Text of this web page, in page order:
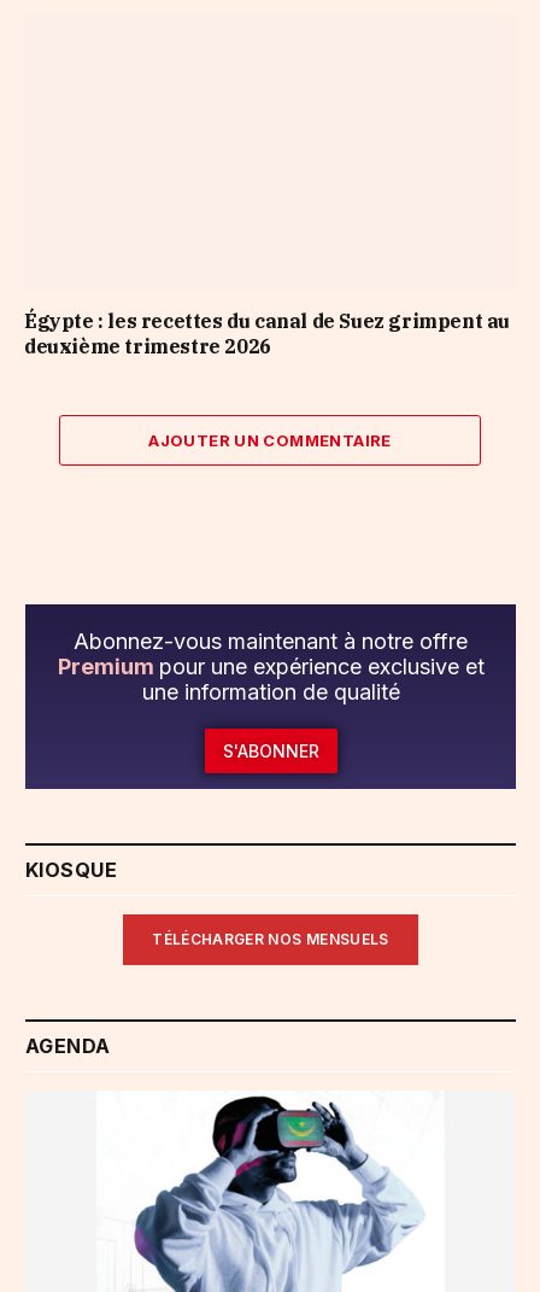
Égypte : les recettes du canal de Suez grimpent au
deuxième trimestre 2026
AJOUTER UN COMMENTAIRE
Abonnez-vous maintenant à notre offre
Premium pour une expérience exclusive et
une information de qualité
S'ABONNER
KIOSQUE
TÉLÉCHARGER NOS MENSUELS
AGENDA